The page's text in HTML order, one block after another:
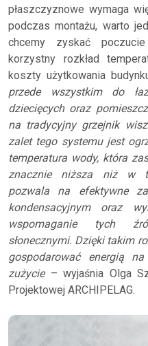
płaszczyznowe wymaga
podczas montażu, warto
chcemy zyskać
korzystny rozkład
koszty użytkowania
przede wszystkim do
dziecięcych oraz
na tradycyjny grzejnik
zalet tego systemu jest
temperatura wody, która
znacznie niższa niż w
pozwala na efektywne
kondensacyjnym oraz
wspomaganie tych
słonecznymi. Dzięki takim
gospodarować energią
zużycie– wyjaśnia Olga
Projektowej ARCHIPELAG.